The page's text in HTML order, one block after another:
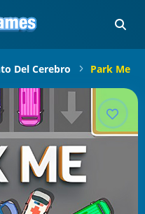
Del Cerebro Park Me